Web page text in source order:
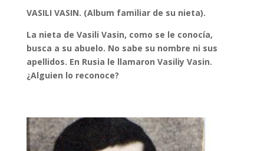
VASILI VASIN. (Album familiar de su nieta).
La nieta de Vasili Vasin, como se le conocía,
busca a su abuelo. No sabe su nombre ni sus
apellidos. En Rusia le llamaron Vasiliy Vasin.
¿Alguien lo reconoce?